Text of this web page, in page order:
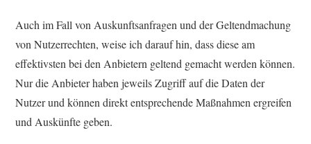
Auch im Fall von Auskunftsanfragen und der Geltendmachung
von Nutzerrechten, weise ich darauf hin, dass diese am
effektivsten bei den Anbietern geltend gemacht werden können.
Nur die Anbieter haben jeweils Zugriff auf die Daten der
Nutzer und können direkt entsprechende Maßnahmen ergreifen
und Auskünfte geben.